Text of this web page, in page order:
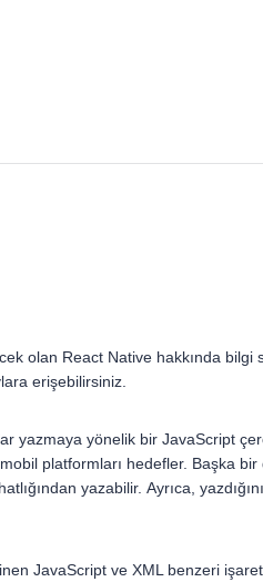
olan React Native hakkında
erişebilirsiniz.
yönelik bir JavaScript
platformları hedefler. Başka
yazabilir. Ayrıca,
JavaScript ve XML benzeri